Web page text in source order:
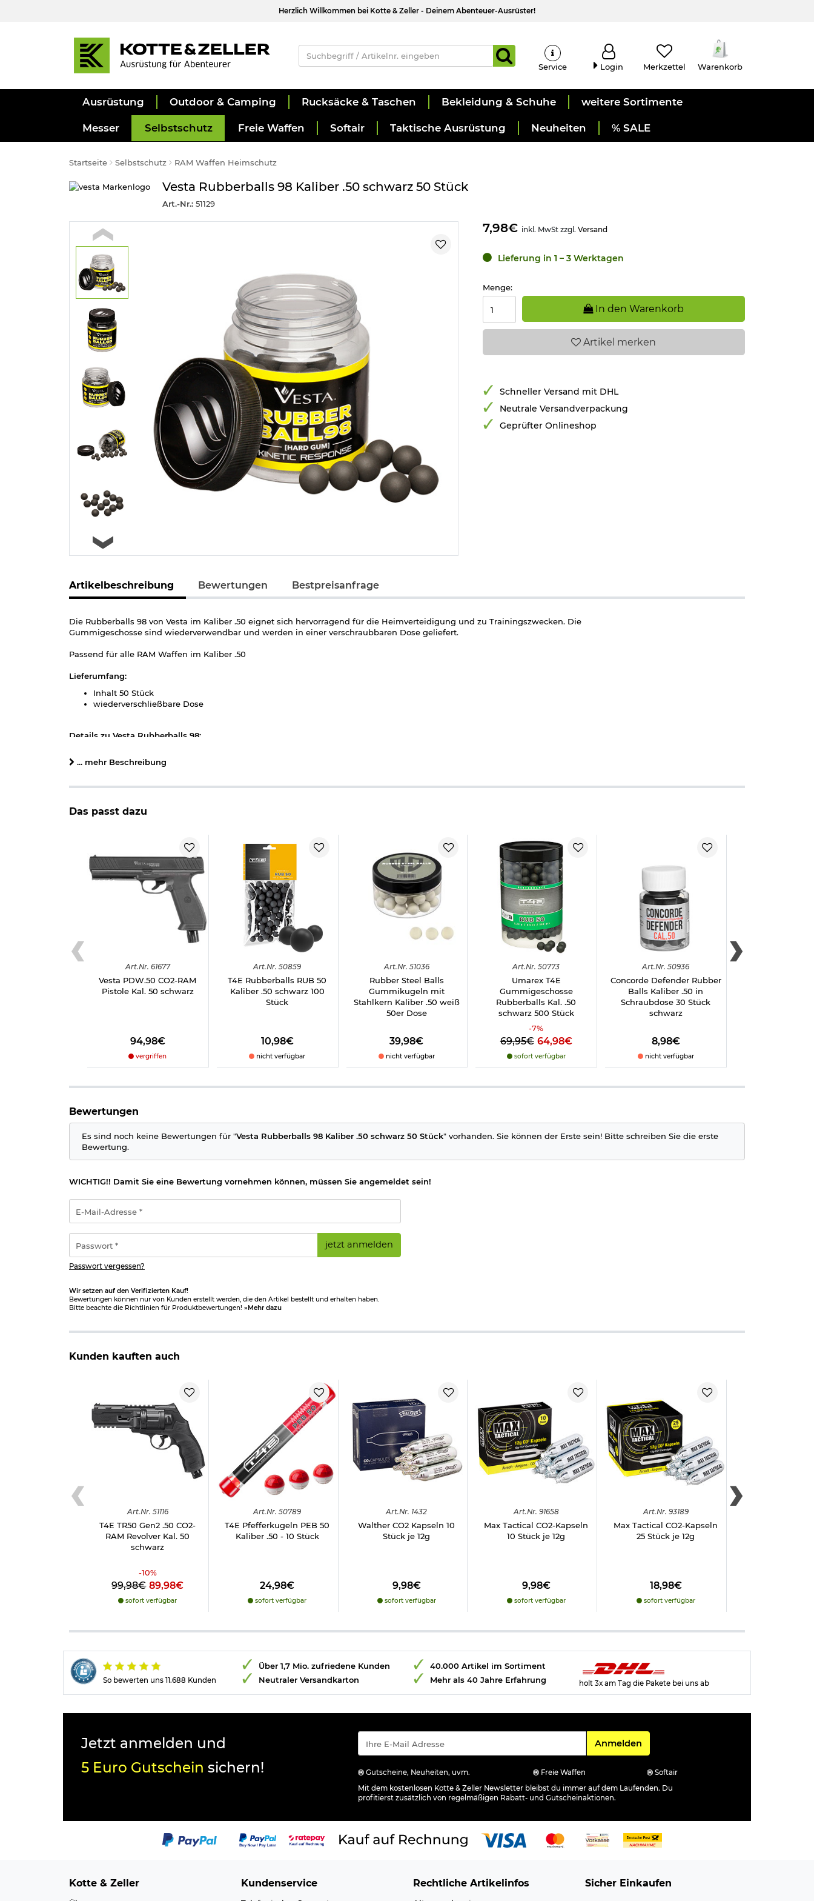
Herzlich Willkommen bei Kotte & Zeller - Deinem Abenteuer-Ausrüster!
Service Login Merkzettel Warenkorb
Ausrüstung Outdoor & Camping Rucksäcke & Taschen Bekleidung & Schuhe weitere Sortimente
Messer Selbstschutz Freie Waffen Softair Taktische Ausrüstung Neuheiten % SALE
Startseite Selbstschutz RAM Waffen Heimschutz
Vesta Rubberballs 98 Kaliber .50 schwarz 50 Stück
Art.-Nr.: 51129
7,98€ inkl. MwSt zzgl. Versand
Lieferung in 1 – 3 Werktagen
Menge:
In den Warenkorb
Artikel merken
Schneller Versand mit DHL
Neutrale Versandverpackung
Geprüfter Onlineshop
Artikelbeschreibung Bewertungen Bestpreisanfrage
Die Rubberballs 98 von Vesta im Kaliber .50 eignet sich hervorragend für die Heimverteidigung und zu Trainingszwecken. Die
Gummigeschosse sind wiederverwendbar und werden in einer verschraubbaren Dose geliefert.
Passend für alle RAM Waffen im Kaliber .50
Lieferumfang:
Inhalt 50 Stück
wiederverschließbare Dose
Details zu Vesta Rubberballs 98:
ideal für Training und Heimverteidigung
Gewicht je Kugel: ca. 1,2 g
Farbe: schwarz
Marke: Vesta
Verantwortliche Person für die EU
... mehr Beschreibung
Das passt dazu
Art.Nr. 61677
Vesta PDW.50 CO2-RAM
Pistole Kal. 50 schwarz
94,98€
vergriffen
Art.Nr. 50859
T4E Rubberballs RUB 50
Kaliber .50 schwarz 100
Stück
10,98€
nicht verfügbar
Art.Nr. 51036
Rubber Steel Balls
Gummikugeln mit
Stahlkern Kaliber .50 weiß
50er Dose
39,98€
nicht verfügbar
Art.Nr. 50773
Umarex T4E
Gummigeschosse
Rubberballs Kal. .50
schwarz 500 Stück
-7%
69,95€ 64,98€
sofort verfügbar
Art.Nr. 50936
Concorde Defender Rubber
Balls Kaliber .50 in
Schraubdose 30 Stück
schwarz
8,98€
nicht verfügbar
Bewertungen
Es sind noch keine Bewertungen für "Vesta Rubberballs 98 Kaliber .50 schwarz 50 Stück" vorhanden. Sie können der Erste sein! Bitte schreiben Sie die erste
Bewertung.
WICHTIG!! Damit Sie eine Bewertung vornehmen können, müssen Sie angemeldet sein!
Mail-
Adresse
*
jetzt anmelden
Passwort vergessen?
Wir setzen auf den Verifizierten Kauf!
Bewertungen können nur von Kunden erstellt werden, die den Artikel bestellt und erhalten haben.
Bitte beachte die Richtlinien für Produktbewertungen! »Mehr dazu
Kunden kauften auch
Art.Nr. 51116
T4E TR50 Gen2 .50 CO2-
RAM Revolver Kal. 50
schwarz
-10%
99,98€ 89,98€
sofort verfügbar
Art.Nr. 50789
T4E Pfefferkugeln PEB 50
Kaliber .50 - 10 Stück
24,98€
sofort verfügbar
Art.Nr. 1432
Walther CO2 Kapseln 10
Stück je 12g
9,98€
sofort verfügbar
Art.Nr. 91658
Max Tactical CO2-Kapseln
10 Stück je 12g
9,98€
sofort verfügbar
Art.Nr. 93189
Max Tactical CO2-Kapseln
25 Stück je 12g
18,98€
sofort verfügbar
So bewerten uns 11.688 Kunden
Über 1,7 Mio. zufriedene Kunden
Neutraler Versandkarton
40.000 Artikel im Sortiment
Mehr als 40 Jahre Erfahrung
holt 3x am Tag die Pakete bei uns ab
Jetzt anmelden und
5 Euro Gutschein sichern!
Für den Newsletter
Anmelden
Gutscheine, Neuheiten, uvm. Freie Waffen
Softair
Mit dem kostenlosen Kotte & Zeller Newsletter bleibst du immer auf dem Laufenden. Du
profitierst zusätzlich von regelmäßigen Rabatt- und Gutscheinaktionen.
Kotte & Zeller Kundenservice Rechtliche Artikelinfos Sicher Einkaufen